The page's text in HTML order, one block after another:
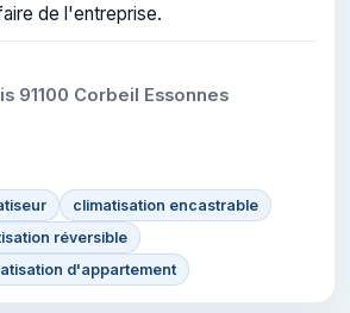
de l'entreprise.
91100 Corbeil Essonnes
climatisation encastrable
réversible
d'appartement